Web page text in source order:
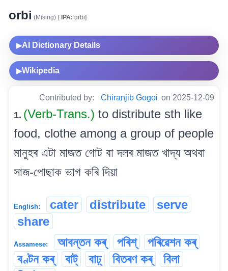
orbi (Mising) [IPA: ɑrbi]
▶AI Dictionary Details
▶Wikipedia
Contributed by: Chiranjib Gogoi on 2025-12-09
1. (Verb-Trans.) to distribute sth like
food, clothe among a group of people
মানুহৰ এটা মাজত গোট বা দলৰ মাজত খাদ্য অথবা
সাজ-পোছাক ভাগ কৰি দিয়া
English: cater distribute
serve
share
Assamese: আবন্তন কৰ্ পৰিশ্
পৰিৱেশন কৰ্
বণ্টন কৰ্
বাট্ বাঢ়্ বিতৰণ কৰ্
বিলা